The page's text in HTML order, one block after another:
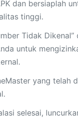
dan bersiaplah
tinggi.
Tidak Dikenal”
untuk
yang telah
selesai,